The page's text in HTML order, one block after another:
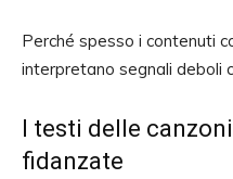
Perché spesso i contenuti
interpretano segnali deboli
I testi delle
fidanzate